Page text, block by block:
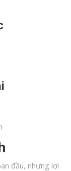
đầu, nhưng lợi